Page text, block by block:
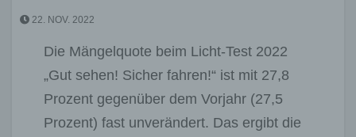
22. NOV. 2022
Die Mängelquote beim Licht-Test 2022
„Gut sehen! Sicher fahren!“ ist mit 27,8
Prozent gegenüber dem Vorjahr (27,5
Prozent) fast unverändert. Das ergibt die